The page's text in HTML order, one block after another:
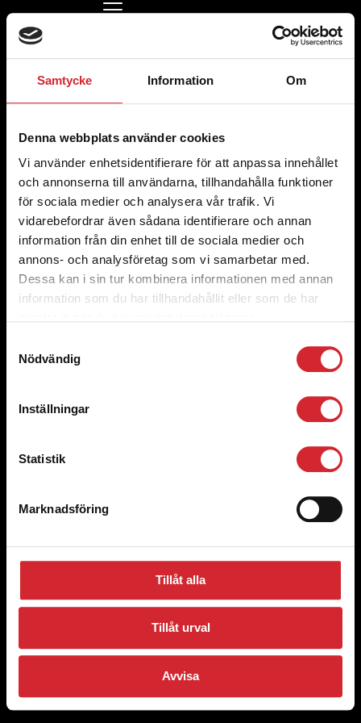
Samtycke Information Om
Denna webbplats använder cookies
Vi använder enhetsidentifierare för att anpassa innehållet
och annonserna till användarna, tillhandahålla funktioner
för sociala medier och analysera vår trafik. Vi
vidarebefordrar även sådana identifierare och annan
information från din enhet till de sociala medier och
annons- och analysföretag som vi samarbetar med.
Dessa kan i sin tur kombinera informationen med annan
information som du har tillhandahållit eller som de har
Nödvändig
Inställningar
Statistik
Marknadsföring
Tillåt alla
Tillåt urval
Avvisa
Peritus Partners
021-40 44 40
(vardagar 07.30-16)
info@vasterasstadsmission.se
Ateljégatan 4,
Org. nummer 802444-3866
Ge en gåva
Swish
123 900 16 03
Bankgiro
900-1603
Länkar
Kontakta oss
Styrelsen och Ledning
© 2008 Västerås stadsmission
Förslag och klagomål Cookie Policy
Integritetspolicy